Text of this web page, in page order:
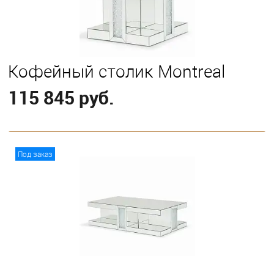
Кофейный столик Montreal
115 845 руб.
Под заказ